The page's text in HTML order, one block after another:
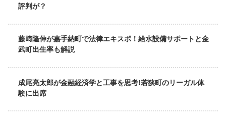
評判が？
藤﨑隆伸が嘉手納町で法律エキスポ！給水設備サポートと金
武町出生率も解説
成尾亮太郎が金融経済学と工事を思考!若狭町のリーガル体
験に出席